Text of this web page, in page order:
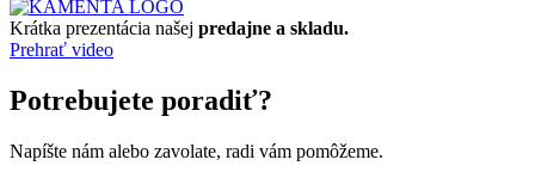
Krátka prezentácia našej predajne a skladu.
Prehrať video
Potrebujete poradiť?
Napíšte nám alebo zavolate, radi vám pomôžeme.